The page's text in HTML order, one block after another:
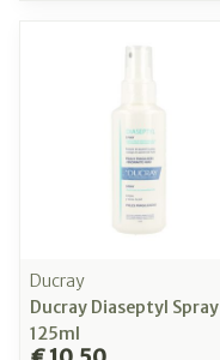
Ducray
Ducray Diaseptyl Spray
125ml